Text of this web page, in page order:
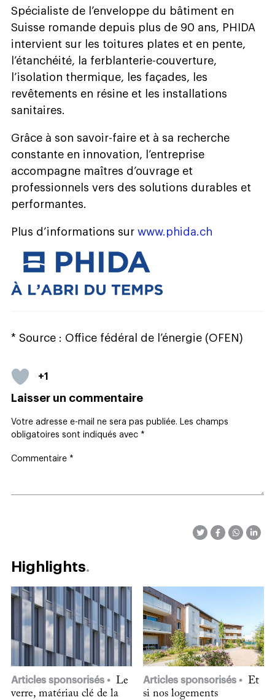
Spécialiste de l’enveloppe du bâtiment en
Suisse romande depuis plus de 90 ans, PHIDA
intervient sur les toitures plates et en pente,
l’étanchéité, la ferblanterie-couverture,
l’isolation thermique, les façades, les
revêtements en résine et les installations
sanitaires.
Grâce à son savoir-faire et à sa recherche
constante en innovation, l’entreprise
accompagne maîtres d’ouvrage et
professionnels vers des solutions durables et
performantes.
Plus d’informations sur www.phida.ch
* Source : Office fédéral de l’énergie (OFEN)
+1
Laisser un commentaire
Votre adresse e-mail ne sera pas publiée. Les champs
obligatoires sont indiqués avec *
Commentaire *
Highlights
Articles sponsorisés
Le
verre, matériau clé de la
Articles sponsorisés
Et
si nos logements